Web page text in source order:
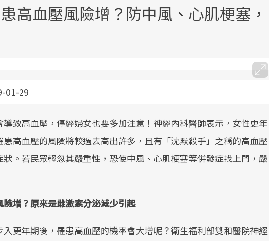
高血壓風險增？防中風、心肌梗塞，
01-29
致高血壓，停經婦女也要多加注意！神經內科醫師表示，女性更年
高血壓的風險將較過去高出許多，且有「沈默殺手」之稱的高血壓
。若民眾輕忽其嚴重性，恐使中風、心肌梗塞等併發症找上門，嚴
增？原來是雌激素分泌減少引起
更年期後，罹患高血壓的機率會大增呢？衛生福利部雙和醫院神經
政策如「健康台灣推動委員會」與「長
照3.0」的推進，「預防醫學」已成全民
關注的核心議題。然而，健檢不只是醫
全面啟動你的健康革命！
建立對亞健康的認知，進而引導實際的
改善行動。